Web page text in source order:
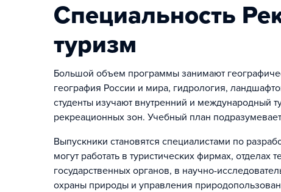
Специальность
туризм
Большой объем программы занимают
география России и мира, гидрология,
студенты изучают внутренний и международный
рекреационных зон. Учебный план
Выпускники становятся специалистами по
могут работать в туристических фирмах,
государственных органов, в научно-
охраны природы и управления